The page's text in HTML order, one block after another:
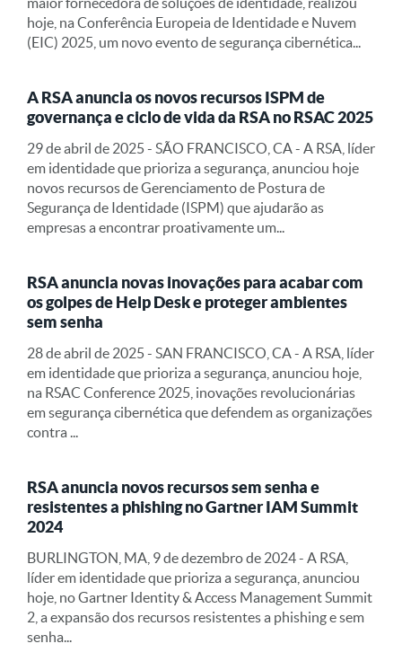
hoje, na Conferência Europeia de Identidade e Nuvem
(EIC) 2025, um novo evento de segurança cibernética...
A RSA anuncia os novos recursos ISPM de
governança e ciclo de vida da RSA no RSAC 2025
29 de abril de 2025 - SÃO FRANCISCO, CA - A RSA, líder
em identidade que prioriza a segurança, anunciou hoje
novos recursos de Gerenciamento de Postura de
Segurança de Identidade (ISPM) que ajudarão as
empresas a encontrar proativamente um...
RSA anuncia novas inovações para acabar com
os golpes de Help Desk e proteger ambientes
sem senha
28 de abril de 2025 - SAN FRANCISCO, CA - A RSA, líder
em identidade que prioriza a segurança, anunciou hoje,
na RSAC Conference 2025, inovações revolucionárias
em segurança cibernética que defendem as organizações
contra ...
RSA anuncia novos recursos sem senha e
resistentes a phishing no Gartner IAM Summit
2024
BURLINGTON, MA, 9 de dezembro de 2024 - A RSA,
líder em identidade que prioriza a segurança, anunciou
hoje, no Gartner Identity & Access Management Summit
2, a expansão dos recursos resistentes a phishing e sem
senha...